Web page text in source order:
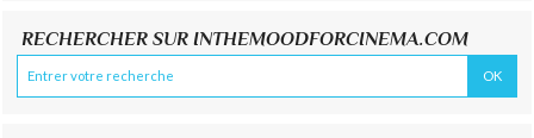
RECHERCHER SUR INTHEMOODFORCINEMA.COM